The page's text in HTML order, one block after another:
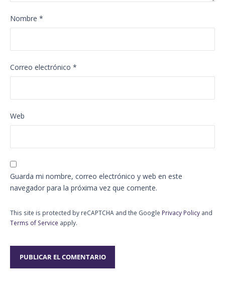
Nombre *
Correo electrónico *
Web
Guarda mi nombre, correo electrónico y web en este
navegador para la próxima vez que comente.
This site is protected by reCAPTCHA and the Google Privacy Policy and
Terms of Service apply.